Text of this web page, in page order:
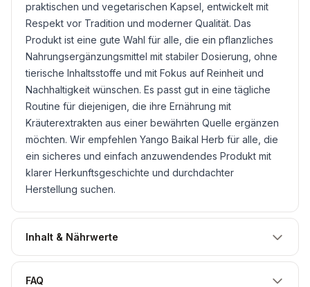
praktischen und vegetarischen Kapsel, entwickelt mit
Respekt vor Tradition und moderner Qualität. Das
Produkt ist eine gute Wahl für alle, die ein pflanzliches
Nahrungsergänzungsmittel mit stabiler Dosierung, ohne
tierische Inhaltsstoffe und mit Fokus auf Reinheit und
Nachhaltigkeit wünschen. Es passt gut in eine tägliche
Routine für diejenigen, die ihre Ernährung mit
Kräuterextrakten aus einer bewährten Quelle ergänzen
möchten. Wir empfehlen Yango Baikal Herb für alle, die
ein sicheres und einfach anzuwendendes Produkt mit
klarer Herkunftsgeschichte und durchdachter
Herstellung suchen.
Inhalt & Nährwerte
FAQ